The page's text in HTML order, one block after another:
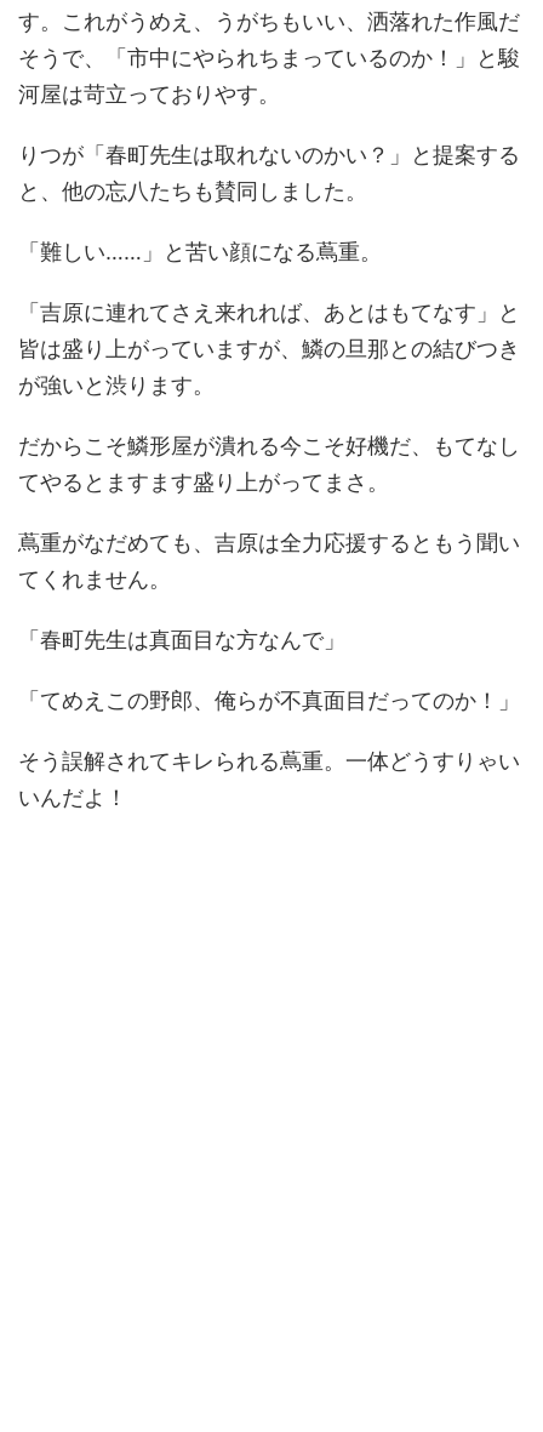
す。これがうめえ、うがちもいい、洒落れた作風だ
そうで、「市中にやられちまっているのか！」と駿
河屋は苛立っておりやす。
りつが「春町先生は取れないのかい？」と提案する
と、他の忘八たちも賛同しました。
「難しい……」と苦い顔になる蔦重。
「吉原に連れてさえ来れれば、あとはもてなす」と
皆は盛り上がっていますが、鱗の旦那との結びつき
が強いと渋ります。
だからこそ鱗形屋が潰れる今こそ好機だ、もてなし
てやるとますます盛り上がってまさ。
蔦重がなだめても、吉原は全力応援するともう聞い
てくれません。
「春町先生は真面目な方なんで」
「てめえこの野郎、俺らが不真面目だってのか！」
そう誤解されてキレられる蔦重。一体どうすりゃい
いんだよ！